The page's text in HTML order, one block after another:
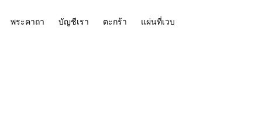
พระคาถา บัญชีเรา ตะกร้า แผ่นที่เวบ